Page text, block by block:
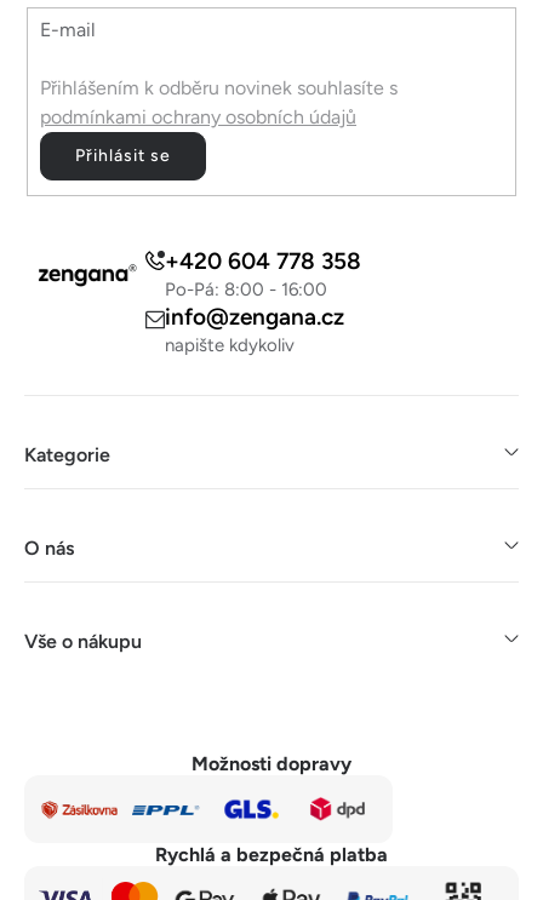
E-mail
Přihlášením k odběru novinek souhlasíte s
podmínkami ochrany osobních údajů
Přihlásit se
+420 604 778 358
Po-Pá: 8:00 - 16:00
info@zengana.cz
napište kdykoliv
Kategorie
O nás
Vše o nákupu
Možnosti dopravy
Rychlá a bezpečná platba